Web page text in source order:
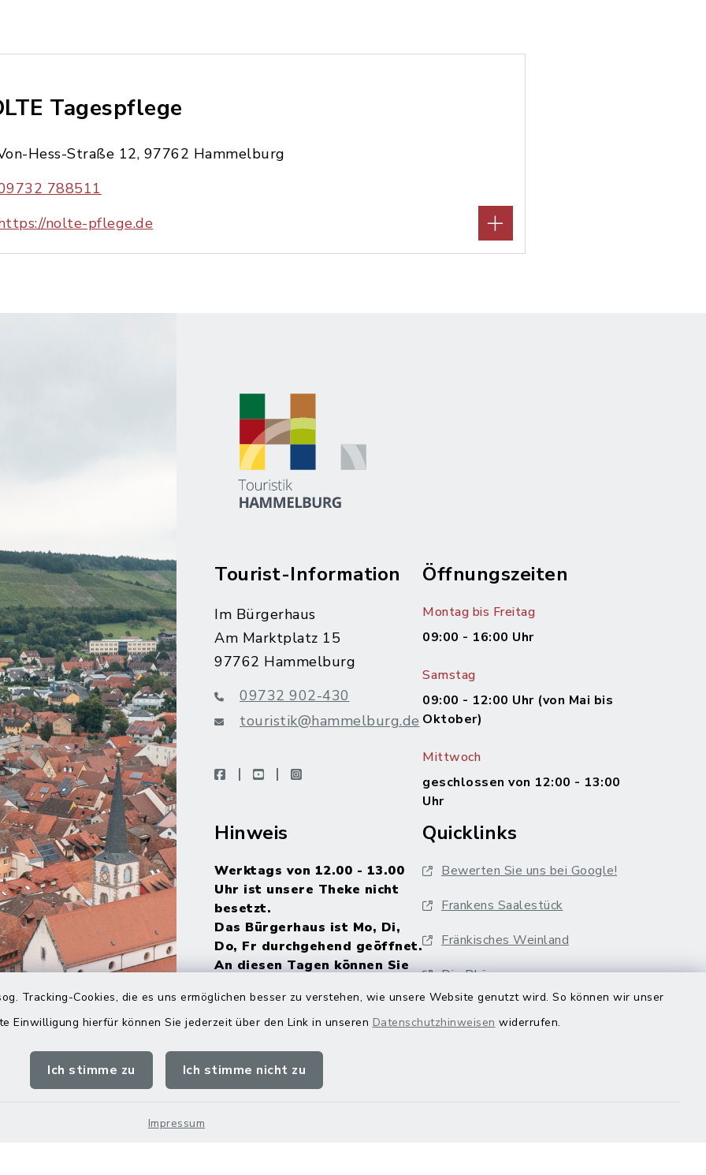
Tracking-Cookies, die es uns ermöglichen besser zu verstehen, wie unsere Website genutzt wird. So können wir unser
Einwilligung hierfür können Sie jederzeit über den Link in unseren Datenschutzhinweisen widerrufen.
Ich stimme zu Ich stimme nicht zu
Impressum
Tagespflege
Hess-Straße 12, 97762 Hammelburg
788511
nolte-pflege.de
Tourist-Information
Im Bürgerhaus
Am Marktplatz 15
97762 Hammelburg
09732 902-430
touristik@hammelburg.de
facebookyoutubeinstagram
Öffnungszeiten
Montag bis Freitag
09:00 - 16:00 Uhr
Samstag
09:00 - 12:00 Uhr (von Mai bis
Oktober)
Mittwoch
geschlossen von 12:00 - 13:00
Uhr
Hinweis
Werktags von 12.00 - 13.00
Uhr ist unsere Theke nicht
besetzt.
Das Bürgerhaus ist Mo, Di,
Do, Fr durchgehend geöffnet.
An diesen Tagen können Sie
Mittagszeit kommen, sich
umsehen und
Quicklinks
Bewerten Sie uns bei Google!
Frankens Saalestück
Fränkisches Weinland
Die Rhön